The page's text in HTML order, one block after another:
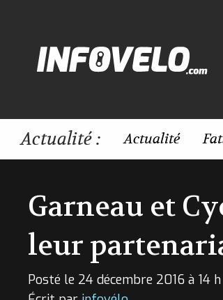
Actualité : Actualité
Garneau et
leur
Posté le 24 décembre 2016 à 14